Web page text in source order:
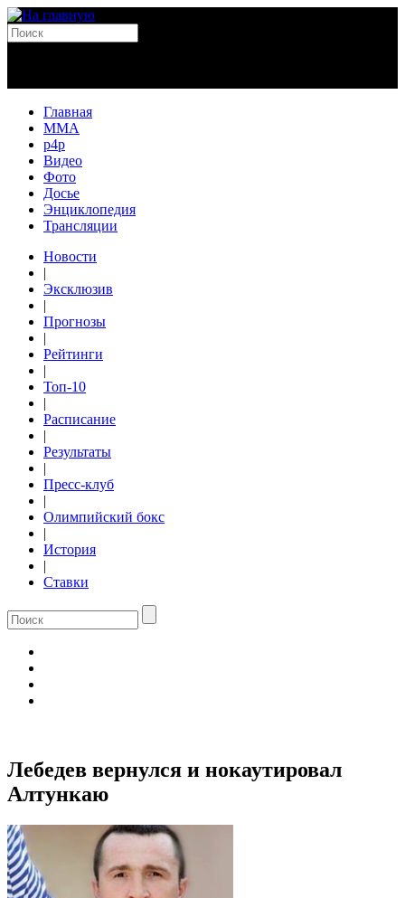
Главная
MMA
p4p
Видео
Фото
Досье
Энциклопедия
Трансляции
Новости
|
Эксклюзив
|
Прогнозы
|
Рейтинги
|
Топ-10
|
Расписание
|
Результаты
|
Пресс-клуб
|
Олимпийский бокс
|
История
|
Ставки
Лебедев вернулся и нокаутировал
Алтункаю